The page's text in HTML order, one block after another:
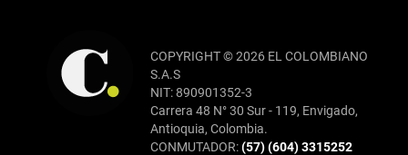
COPYRIGHT © 2026 EL COLOMBIANO
S.A.S
NIT: 890901352-3
Carrera 48 N° 30 Sur - 119, Envigado,
Antioquia, Colombia.
CONMUTADOR:(57) (604) 3315252